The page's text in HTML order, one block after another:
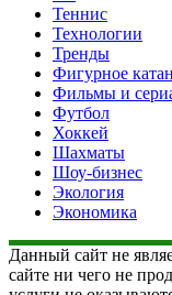
Теннис
Технологии
Тренды
Фигурное
Фильмы и
Футбол
Хоккей
Шахматы
Шоу-бизнес
Экология
Экономика
Данный сайт не
сайте ни чего не